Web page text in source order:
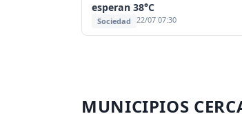
esperan 38°C
Sociedad 22/07 07:30
MUNICIPIOS